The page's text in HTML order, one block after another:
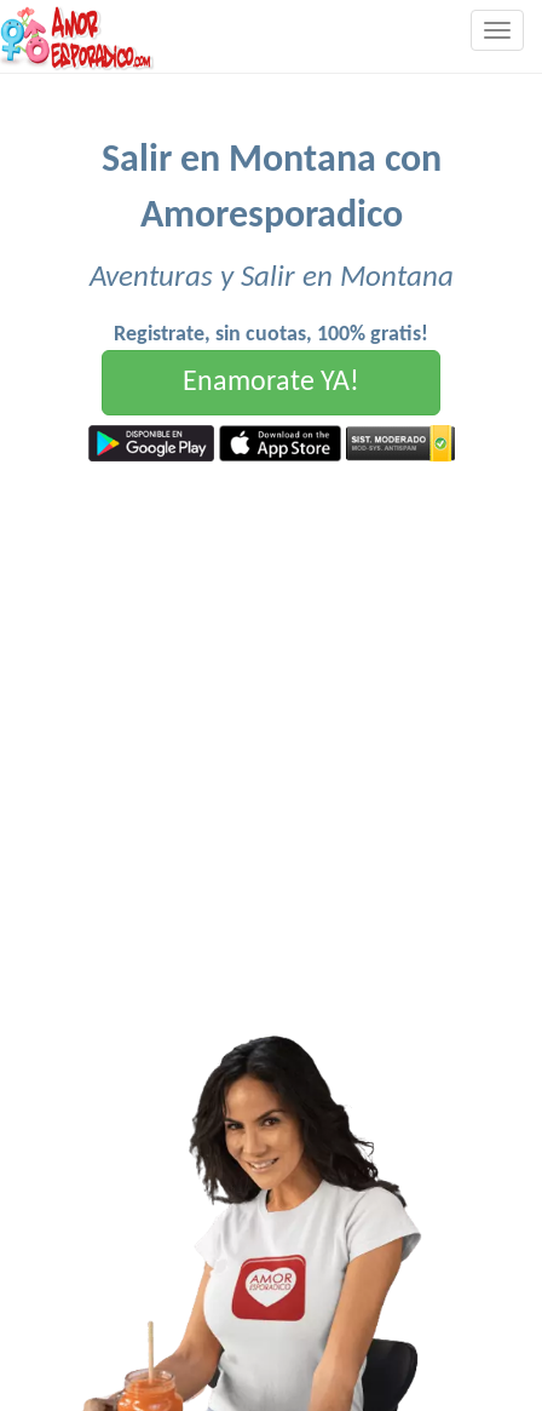
Salir en Montana con
Amoresporadico
Aventuras y Salir en Montana
Registrate, sin cuotas, 100% gratis!
Enamorate YA!